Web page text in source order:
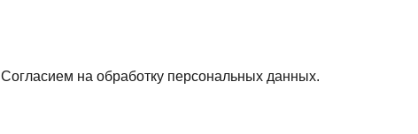
Согласием на обработку персональных данных.